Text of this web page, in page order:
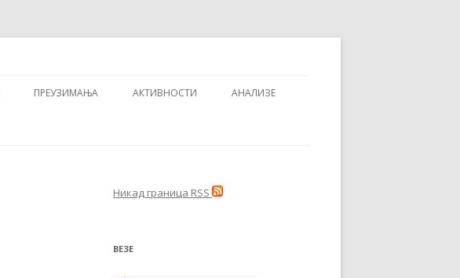
ПРЕУЗИМАЊА АКТИВНОСТИ АНАЛИЗЕ
Никад граница RSS
ВЕЗЕ